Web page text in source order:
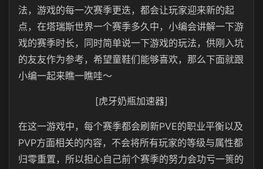
法，游戏的每一次赛季更迭，都会让玩家迎来新的起
点，在塔瑞斯世界一个赛季多久中，小编会讲解一下游
戏的赛季时长，同时简单说一下游戏的玩法，供刚入坑
的友友作为参考，希望童鞋们能够喜欢，那么下面就跟
小编一起来瞧一瞧哇～
[虎牙奶瓶加速器]
在这一游戏中，每个赛季都会刷新PVE的职业平衡以及
PVP方面相关的内容，不会将所有玩家的等级与属性都
归零重置，所以担心自己前个赛季的努力会功亏一篑的